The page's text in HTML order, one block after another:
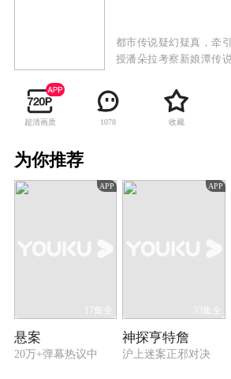
都市传说疑幻疑真，牵
授潘朵拉考察新娘潭传
相，揭开准新娘黄玉不
师失踪七年，其子竟是
未完成的论文《香港都
当年事，竟辗转查到母
超清画质 1078 收藏
为你推荐
APP
17集全
悬案
20万+弹幕热议中
APP
33集全
神探亨特詹
沪上迷案正邪对决